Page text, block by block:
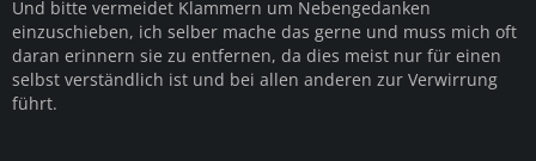
Und bitte vermeidet Klammern um Nebengedanken
einzuschieben, ich selber mache das gerne und muss mich oft
daran erinnern sie zu entfernen, da dies meist nur für einen
selbst verständlich ist und bei allen anderen zur Verwirrung
führt.